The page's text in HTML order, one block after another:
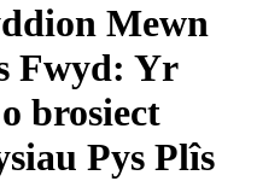
Mewn
Fwyd: Yr
brosiect
Pys Plîs